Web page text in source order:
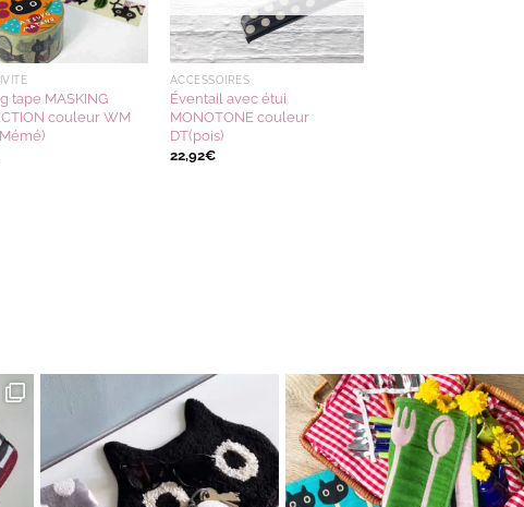
tape MASKING
couleur WM
ACCESSOIRES
Éventail avec étui
MONOTONE couleur
DT(pois)
22,92€